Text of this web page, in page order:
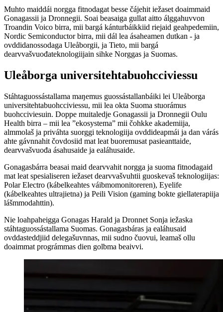
Muhto maiddái norgga fitnodagat besse čájehit iežaset doaimmaid
Gonagassii ja Dronnegii. Soai beasaiga gullat aitto álggahuvvon
Troandin Voico birra, mii bargá kánturbáikkiid riejaid geahpedemiin,
Nordic Semiconductor birra, mii dál lea ásaheamen dutkan - ja
ovddidanossodaga Uleåborgii, ja Tieto, mii bargá
dearvvašvuođateknologiijain sihke Norggas ja Suomas.
Uleåborga universitehtabuohcciviessu
Stáhtaguossástallama maŋemus guossástallanbáiki lei Uleåborga
universitehtabuohcciviessu, mii lea okta Suoma stuorámus
buohcciviesuin. Doppe muitaledje Gonagassii ja Dronnegii Oulu
Health birra – mii lea ”ekosystema” mii čohkke akademiija,
almmolaš ja priváhta suorggi teknologiija ovddideapmái ja dan várás
ahte gávnnahit čovdosiid mat leat buoremusat pasieanttaide,
dearvvašvuođa ásahusaide ja ealáhusaide.
Gonagasbárra beasai maid dearvvahit norgga ja suoma fitnodagaid
mat leat spesialiseren iežaset dearvvašvuhtii guoskevaš teknologiijas:
Polar Electro (kábelkeahtes váibmomonitoreren), Eyelife
(kábelkeahtes ultrajietna) ja Peili Vision (gaming bokte giellaterapiija
lášmmodahttin).
Nie loahpaheigga Gonagas Harald ja Dronnet Sonja iežaska
stáhtaguossástallama Suomas. Gonagasbáras ja ealáhusaid
ovddasteddjiid delegašuvnnas, mii sudno čuovui, leamaš ollu
doaimmat prográmmas dien golbma beaivvi.